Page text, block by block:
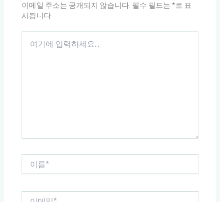
이메일 주소는 공개되지 않습니다. 필수 필드는*로 표
시됩니다